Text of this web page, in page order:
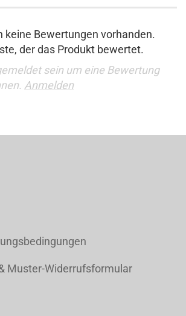
keine Bewertungen vorhanden.
der das Produkt bewertet.
sein um eine Bewertung
Anmelden
Muster-Widerrufsformular